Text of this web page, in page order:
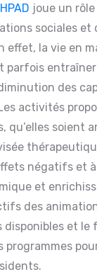
joue un
sociales et
effet, la vie en
parfois
des
activités
qu’elles soient
négatifs et
et
des
disponibles et
programmes